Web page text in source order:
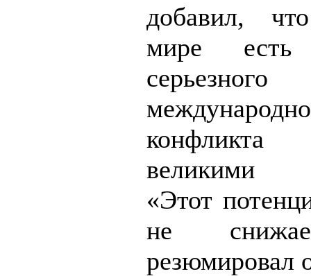
добавил,
мире есть
серьезного
великими
«Этот
не
резюмировал